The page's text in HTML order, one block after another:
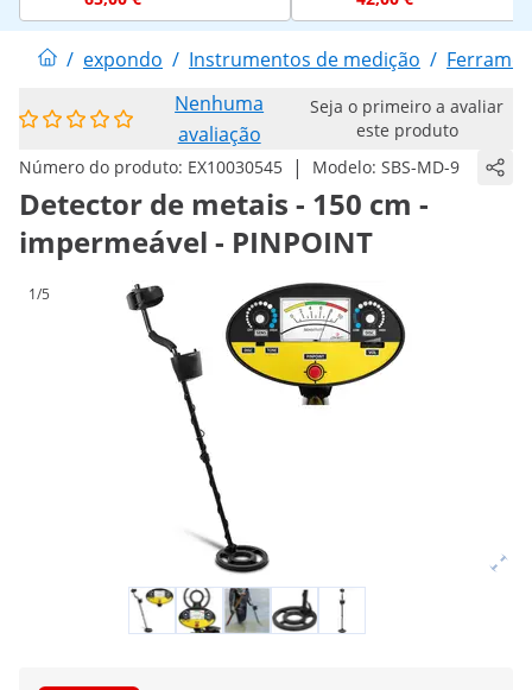
/ expondo / Instrumentos de medição /
Nenhuma
avaliação
Seja o primeiro a avaliar
este produto
Número do produto: EX10030545 | Modelo: SBS-MD-9
Detector de metais - 150 cm -
impermeável - PINPOINT
1/5